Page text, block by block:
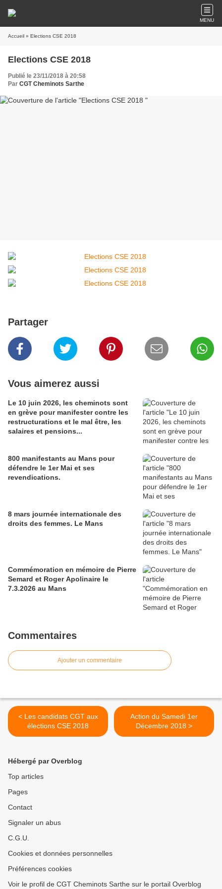
MENU
Accueil » Elections CSE 2018
Elections CSE 2018
Publié le 23/11/2018 à 20:58
Par CGT Cheminots Sarthe
Partager
Vous aimerez aussi
Le 10 juin 2026, les cheminots sont
en grève pour manifester contre les
restructurations et le mal être, les
salaires et pensions...
800 manifestants au Mans pour
défendre le 1er Mai et ses
revendications.
8 mars journée internationale des
droits des femmes. Le Mans
Commémoration en mémoire de Pierre
Semard et Roger Apolinaire le
7.3.2026 au Mans
Commentaires
Ajouter un commentaire
< Les candidats CGT aux
élections CSE 2018
Action du Samedi 1er
Décembre 2018 >
Hébergé par Overblog
Top articles
Pages
Contact
Signaler un abus
C.G.U.
Cookies et données personnelles
Préférences cookies
Voir le profil de CGT Cheminots Sarthe sur le portail Overblog